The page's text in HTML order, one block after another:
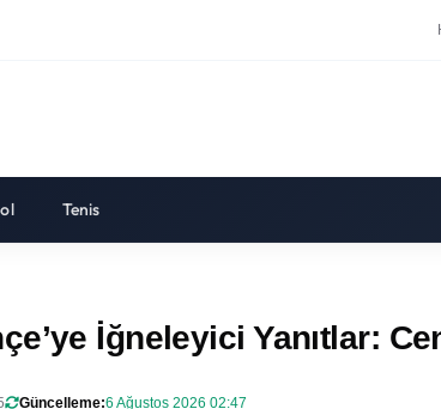
Tenis
İğneleyici Yanıtlar:
Güncelleme:6 Ağustos 2026 02:47